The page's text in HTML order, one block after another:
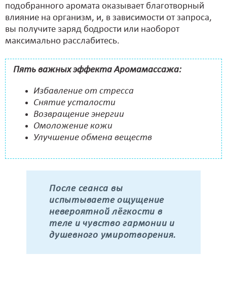
подобранного аромата оказывает благотворный
влияние на организм, и, в зависимости от запроса,
вы получите заряд бодрости или наоборот
максимально расслабитесь.
Пять важных эффекта Аромамассажа:
Избавление от стресса
Снятие усталости
Возвращение энергии
Омоложение кожи
Улучшение обмена веществ
После сеанса вы
испытываете ощущение
невероятной лёгкости в
теле и чувство гармонии и
душевного умиротворения.